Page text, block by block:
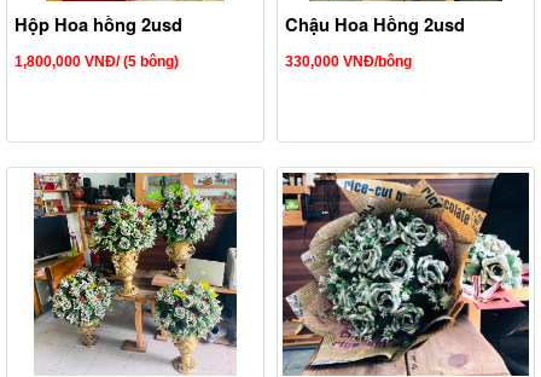
Hộp Hoa hồng 2usd
1,800,000 VNĐ/ (5 bông)
Chậu Hoa Hồng 2usd
330,000 VNĐ/bông